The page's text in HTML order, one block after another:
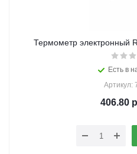
Термометр электронный
Есть в
Артикул:
406.80